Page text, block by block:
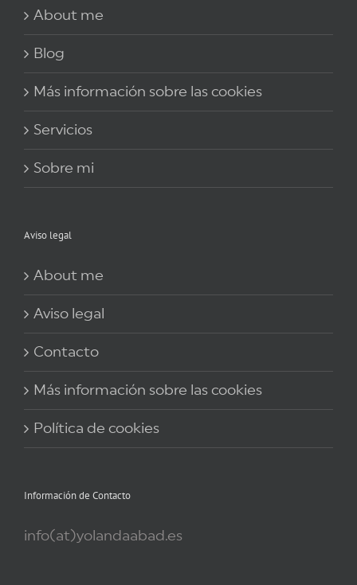
About me
Blog
Más información sobre las cookies
Servicios
Sobre mi
Aviso legal
About me
Aviso legal
Contacto
Más información sobre las cookies
Política de cookies
Información de Contacto
info(at)yolandaabad.es